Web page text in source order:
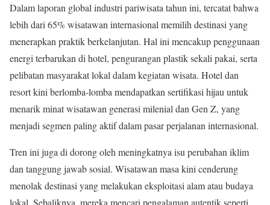
Dalam laporan global industri pariwisata tahun ini, tercatat bahwa
lebih dari 65% wisatawan internasional memilih destinasi yang
menerapkan praktik berkelanjutan. Hal ini mencakup penggunaan
energi terbarukan di hotel, pengurangan plastik sekali pakai, serta
pelibatan masyarakat lokal dalam kegiatan wisata. Hotel dan
resort kini berlomba-lomba mendapatkan sertifikasi hijau untuk
menarik minat wisatawan generasi milenial dan Gen Z, yang
menjadi segmen paling aktif dalam pasar perjalanan internasional.
Tren ini juga di dorong oleh meningkatnya isu perubahan iklim
dan tanggung jawab sosial. Wisatawan masa kini cenderung
menolak destinasi yang melakukan eksploitasi alam atau budaya
lokal. Sebaliknya, mereka mencari pengalaman autentik seperti